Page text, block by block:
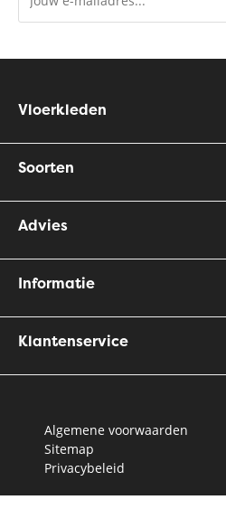
Vloerkleden
Soorten
Advies
Informatie
Klantenservice
Algemene voorwaarden
Sitemap
Privacybeleid